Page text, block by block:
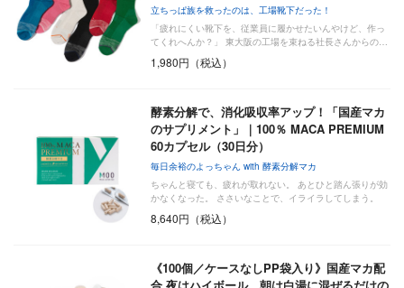
立ちっぱ族を救ったのは、工場靴下だった！
「疲れにくい靴下を、従業員に履かせたいんやけど、作っ
てくれへんか？」 東大阪の工場を束ねる社長さんからの…
1,980円（税込）
酵素分解で、消化吸収率アップ！「国産マカ
のサプリメント」｜100％ MACA PREMIUM
60カプセル（30日分）
毎日余裕のよっちゃん with 酵素分解マカ
ちゃんと寝ても、疲れが取れない。 あとひと踏ん張りが効
かなくなった。 ささいなことで、イライラしてしまう。
8,640円（税込）
《100個／ケースなしPP袋入り》国産マカ配